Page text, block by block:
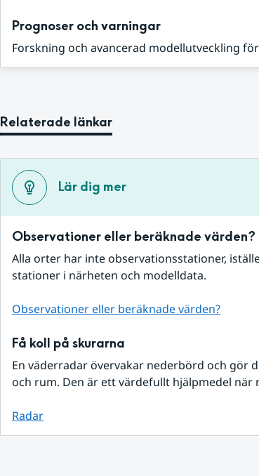
Prognoser och varningar
Forskning och avancerad modellutveckling
Relaterade länkar
Lär dig mer
Observationer eller beräknade värden?
Alla orter har inte observationsstationer,
stationer i närheten och modelldata.
Observationer eller beräknade värden?
Få koll på skurarna
En väderradar övervakar nederbörd och gör
och rum. Den är ett värdefullt hjälpmedel när
Radar